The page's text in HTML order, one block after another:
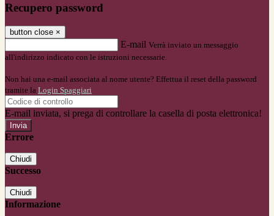
Recupero password
button close ×
E-mail Verrà inviato un messaggio
all'indirizzo indicato con le istruzioni necessarie.
Non hai una e-mail associata al nome utente? Effettua il reset della password
tramite la Login Spaggiari
E-mail inviata, si prega di controllare la casella di posta elettronica!
Errore
Chiudi
Successo
Chiudi
Informazione